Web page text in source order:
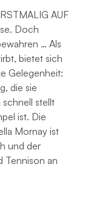
AUF
Doch
… Als
bietet sich
Gelegenheit:
die sie
stellt
ist. Die
Mornay ist
und der
Tennison an